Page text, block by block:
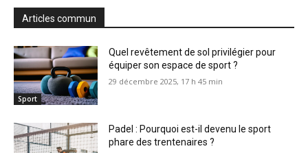
Articles commun
Sport
Quel revêtement de sol privilégier pour
équiper son espace de sport ?
29 décembre 2025, 17 h 45 min
Padel : Pourquoi est-il devenu le sport
phare des trentenaires ?